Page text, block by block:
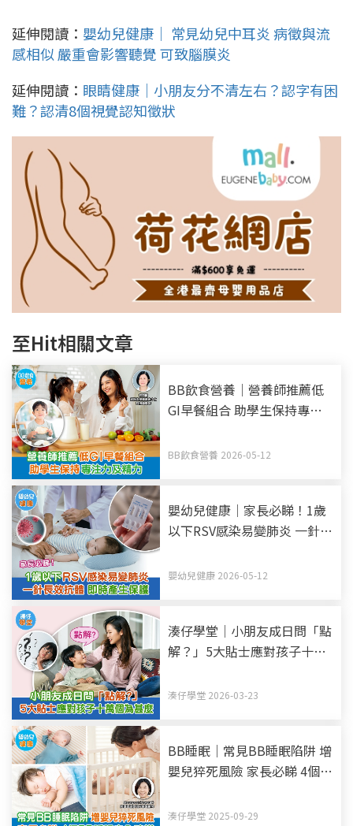
延伸閱讀： 嬰幼兒健康｜ 常見幼兒中耳炎 病徵與流
感相似 嚴重會影響聽覺 可致腦膜炎
延伸閱讀： 眼睛健康｜小朋友分不清左右？認字有困
難？認清8個視覺認知徵狀
至Hit相關文章
BB飲食營養｜營養師推薦低
GI早餐組合 助學生保持專注
BB飲食營養 2026-05-12
嬰幼兒健康｜家長必睇！1歲
以下RSV感染易變肺炎 一針長
嬰幼兒健康 2026-05-12
湊仔學堂｜小朋友成日問「點
解？」5大貼士應對孩子十萬
湊仔學堂 2026-03-23
BB睡眠｜常見BB睡眠陷阱 增
嬰兒猝死風險 家長必睇 4個
湊仔學堂 2025-09-29